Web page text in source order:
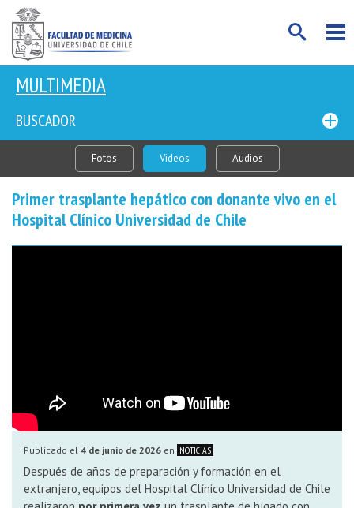
MULTIMEDIA
BUSCADOR
Fotos Videos Audios
Primer trasplante hepático con donante vivo en el
Hospital Clínico Universidad de Chile
Publicado el 4 de junio de 2026 en NOTICIAS
Después de años de preparación y formación en el
extranjero, equipos del Hospital Clínico Universidad de Chile